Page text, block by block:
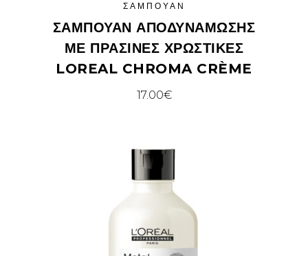
ΣΑΜΠΟΥΆΝ
ΣΑΜΠΟΥΆΝ ΑΠΟΔΥΝΆΜΩΣΗΣ
ΜΕ ΠΡΆΣΙΝΕΣ ΧΡΩΣΤΙΚΈΣ
LOREAL CHROMA CRÈME
17.00€